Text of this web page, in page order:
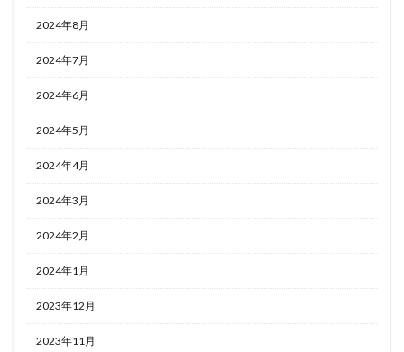
2024年8月
2024年7月
2024年6月
2024年5月
2024年4月
2024年3月
2024年2月
2024年1月
2023年12月
2023年11月